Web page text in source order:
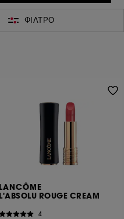
ΦΊΛΤΡΟ
LANCÔME
L'ABSOLU ROUGE CREAM
4